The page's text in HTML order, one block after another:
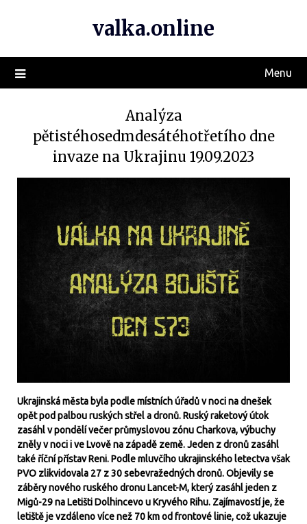
valka.online
Menu
Analýza
pětistéhosedmdesátéhotřetího dne
invaze na Ukrajinu 19.09.2023
Ukrajinská města byla podle místních úřadů v noci na dnešek
opět pod palbou ruských střel a dronů. Ruský raketový útok
zasáhl v pondělí večer průmyslovou zónu Charkova, výbuchy
zněly v noci i ve Lvově na západě země. Jeden z dronů zasáhl
také říční přístav Reni. Podle mluvčího ukrajinského letectva však
PVO zlikvidovala 27 z 30 sebevražedných dronů. Objevily se
záběry nového ruského dronu Lancet-M, který zasáhl jeden z
Migů-29 na Letišti Dolhincevo u Kryvého Rihu. Zajímavostí je, že
letiště je vzdáleno více než 70 km od frontové linie, což ukazuje